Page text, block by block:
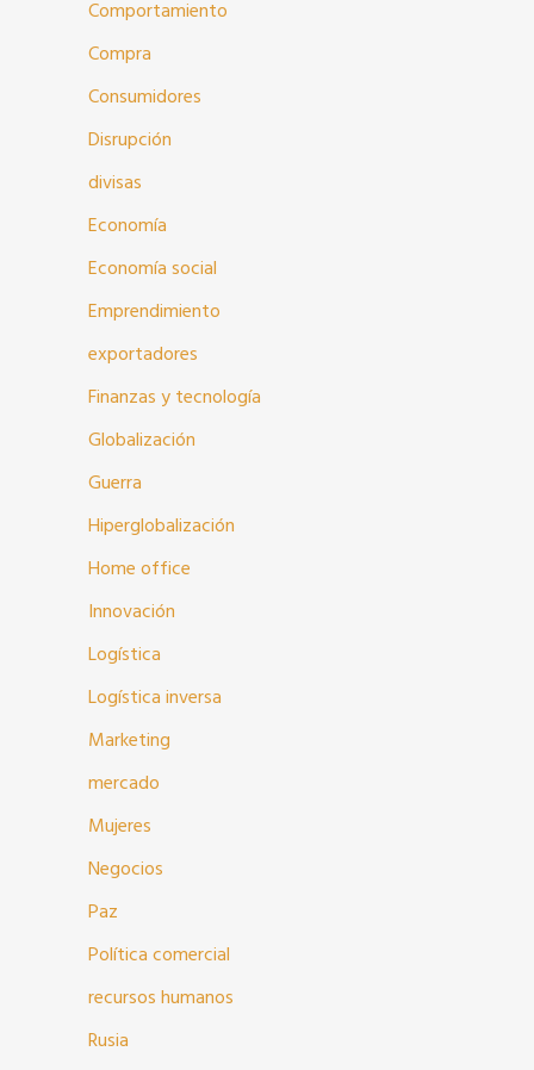
Comportamiento
Compra
Consumidores
Disrupción
divisas
Economía
Economía social
Emprendimiento
exportadores
Finanzas y tecnología
Globalización
Guerra
Hiperglobalización
Home office
Innovación
Logística
Logística inversa
Marketing
mercado
Mujeres
Negocios
Paz
Política comercial
recursos humanos
Rusia